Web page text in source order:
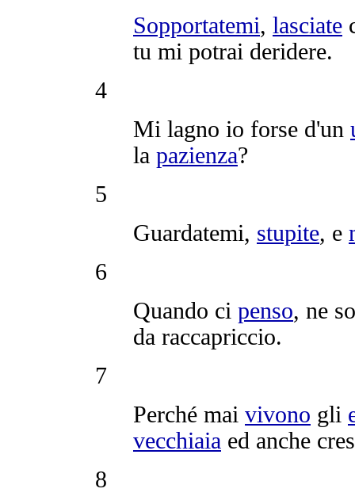
Sopportatemi, lasciate
tu mi potrai deridere.
4
Mi lagno io forse d'un
la pazienza?
5
Guardatemi, stupite, e
6
Quando ci penso, ne
da raccapriccio.
7
Perché mai vivono gli
vecchiaia ed anche
8